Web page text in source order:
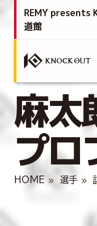
REMY presents
道館
麻太
プロ
HOME 選手